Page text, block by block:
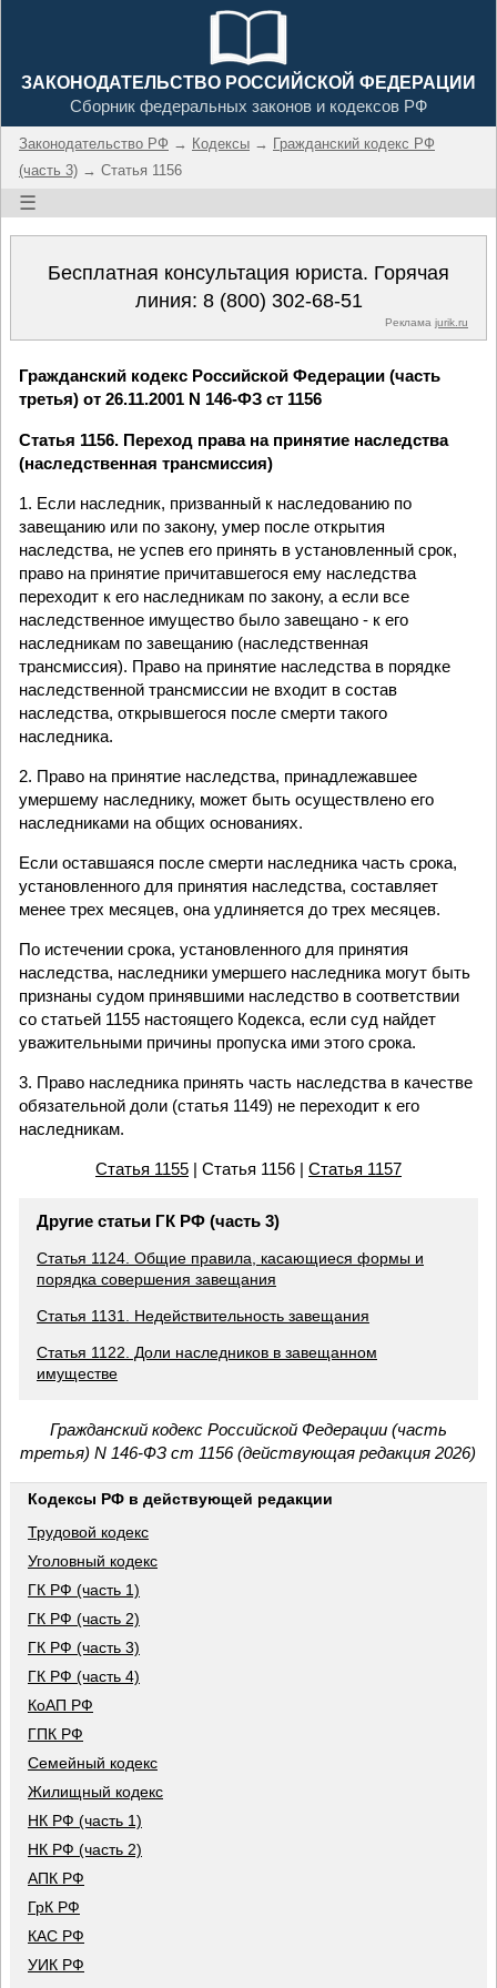
ЗАКОНОДАТЕЛЬСТВО РОССИЙСКОЙ ФЕДЕРАЦИИ
Сборник федеральных законов и кодексов РФ
Законодательство РФ → Кодексы → Гражданский кодекс РФ
(часть 3) → Статья 1156
☰
Бесплатная консультация юриста. Горячая
линия: 8 (800) 302-68-51
Реклама jurik.ru
Гражданский кодекс Российской Федерации (часть
третья) от 26.11.2001 N 146-ФЗ ст 1156
Статья 1156. Переход права на принятие наследства
(наследственная трансмиссия)
1. Если наследник, призванный к наследованию по
завещанию или по закону, умер после открытия
наследства, не успев его принять в установленный срок,
право на принятие причитавшегося ему наследства
переходит к его наследникам по закону, а если все
наследственное имущество было завещано - к его
наследникам по завещанию (наследственная
трансмиссия). Право на принятие наследства в порядке
наследственной трансмиссии не входит в состав
наследства, открывшегося после смерти такого
наследника.
2. Право на принятие наследства, принадлежавшее
умершему наследнику, может быть осуществлено его
наследниками на общих основаниях.
Если оставшаяся после смерти наследника часть срока,
установленного для принятия наследства, составляет
менее трех месяцев, она удлиняется до трех месяцев.
По истечении срока, установленного для принятия
наследства, наследники умершего наследника могут быть
признаны судом принявшими наследство в соответствии
со статьей 1155 настоящего Кодекса, если суд найдет
уважительными причины пропуска ими этого срока.
3. Право наследника принять часть наследства в качестве
обязательной доли (статья 1149) не переходит к его
наследникам.
Статья 1155| Статья 1156 | Статья 1157
Другие статьи ГК РФ (часть 3)
Статья 1124. Общие правила, касающиеся формы и
порядка совершения завещания
Статья 1131. Недействительность завещания
Статья 1122. Доли наследников в завещанном
имуществе
Гражданский кодекс Российской Федерации (часть
третья) N 146-ФЗ ст 1156 (действующая редакция 2026)
Кодексы РФ в действующей редакции
Трудовой кодекс
Уголовный кодекс
ГК РФ (часть 1)
ГК РФ (часть 2)
ГК РФ (часть 3)
ГК РФ (часть 4)
КоАП РФ
ГПК РФ
Семейный кодекс
Жилищный кодекс
НК РФ (часть 1)
НК РФ (часть 2)
АПК РФ
ГрК РФ
КАС РФ
УИК РФ